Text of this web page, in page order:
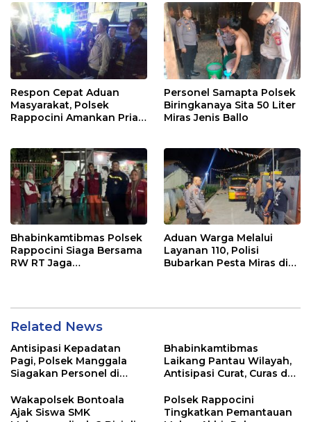
Respon Cepat Aduan
Masyarakat, Polsek
Rappocini Amankan Pria
Personel Samapta Polsek
Biringkanaya Sita 50 Liter
Miras Jenis Ballo
Bhabinkamtibmas Polsek
Rappocini Siaga Bersama
RW RT Jaga
Aduan Warga Melalui
Layanan 110, Polisi
Bubarkan Pesta Miras di
Related News
Antisipasi Kepadatan
Pagi, Polsek Manggala
Siagakan Personel di
Bhabinkamtibmas
Laikang Pantau Wilayah,
Antisipasi Curat, Curas dan
Wakapolsek Bontoala
Ajak Siswa SMK
Polsek Rappocini
Tingkatkan Pemantauan